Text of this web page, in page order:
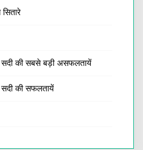
सदी की सबसे बड़ी असफलतायें
सदी की सफलतायें